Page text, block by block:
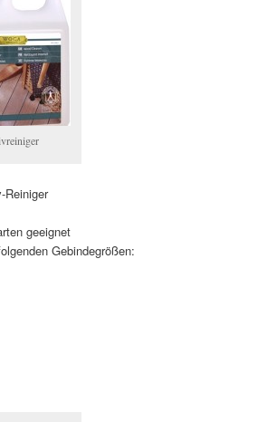
Reiniger
geeignet
Gebindegrößen: